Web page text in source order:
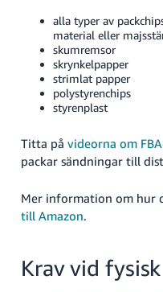
alla typer av
material eller
skumremsor
skrynkelpapper
strimlat papper
polystyrenchips
styrenplast
Titta på videorna om
packar sändningar till
Mer information om hur
till Amazon.
Krav vid